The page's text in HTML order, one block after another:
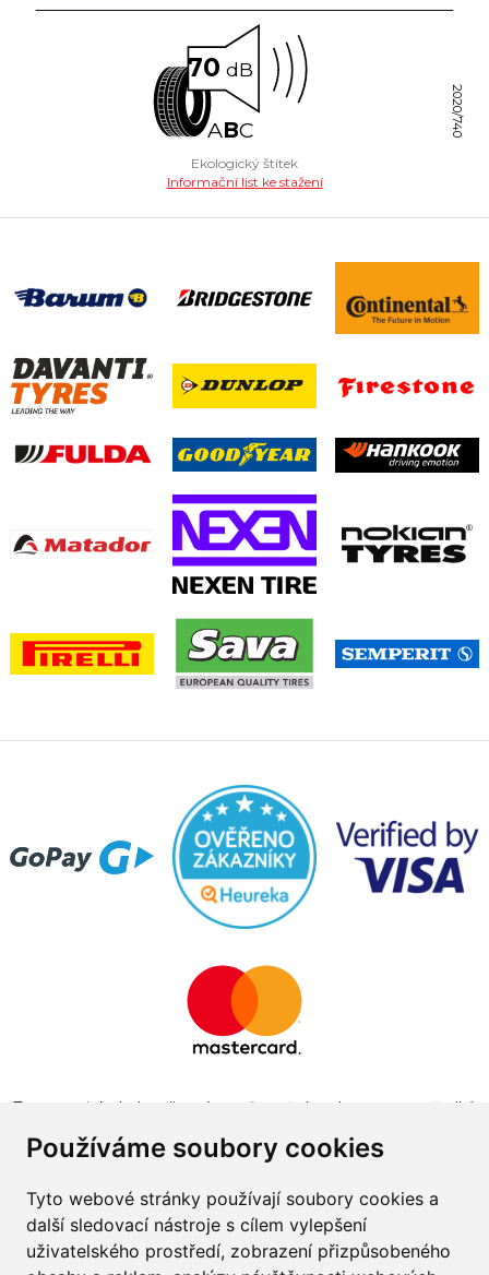
Používáme soubory cookies
Tyto webové stránky používají soubory cookies a
další sledovací nástroje s cílem vylepšení
uživatelského prostředí, zobrazení přizpůsobeného
70 dB
ABC 2020/740
Ekologický štítek
Informační list ke stažení
Tento projekt byl realizován za finanční podpory z prostředků
obchodu v programu The Country for the Future